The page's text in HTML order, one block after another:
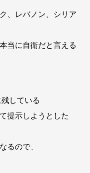
、レバノン、シリア
当に自衛だと言える
している
提示しようとした
るので、